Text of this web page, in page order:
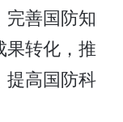
善国防知
果转化，推
提高国防科